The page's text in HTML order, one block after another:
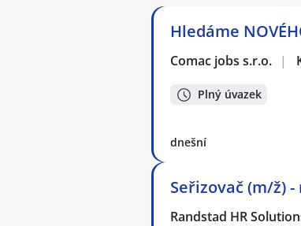
Hledáme
Comac jobs s.r.o. |
Plný úvazek
dnešní
Seřizovač (m/ž)
Randstad HR